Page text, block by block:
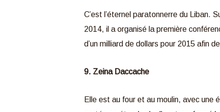
C’est l’éternel paratonnerre du Liban.
2014, il a organisé la première
d’un milliard de dollars pour 2015 afin
9. Zeina Daccache
Elle est au four et au moulin, avec une